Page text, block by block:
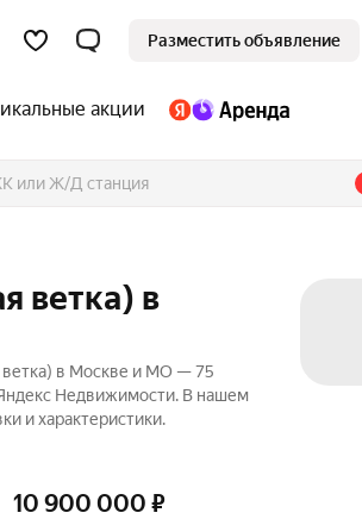
Разместить объявление
акции
ветка) в
ветка) в Москве и МО — 75
Недвижимости. В нашем
и характеристики.
10 900 000 ₽